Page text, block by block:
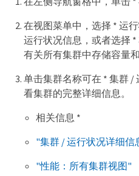
在视图菜单中，选择 * 运
运行状况信息，或者选择
有关所有集群中存储容量
单击集群名称可在 * 集群 /
看集群的完整详细信息。
相关信息 *
"集群 / 运行状况详细信
"性能：所有集群视图"